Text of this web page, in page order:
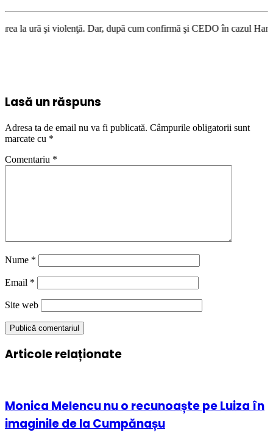
Dar, după cum confirmă şi CEDO în cazul Handyside vs. UK
Lasă un răspuns
Adresa ta de email nu va fi publicată. Câmpurile obligatorii sunt
marcate cu *
Comentariu *
Nume *
Email *
Site web
Articole relaționate
Monica Melencu nu o recunoaște pe Luiza în
imaginile de la Cumpănașu